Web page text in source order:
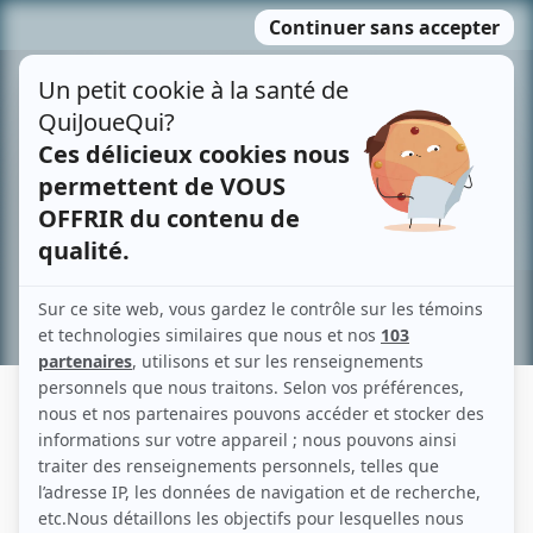
MENU
contenu
Recherche avancée »
ROSALIE THOUIN
Liens
Fiche de Rosalie Thouin sur Showbizz.net